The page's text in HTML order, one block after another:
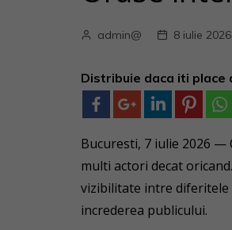
admin@ 8 iulie 2026
Distribuie daca iti place
Bucuresti, 7 iulie 2026 —
multi actori decat
vizibilitate intre
increderea publicului.